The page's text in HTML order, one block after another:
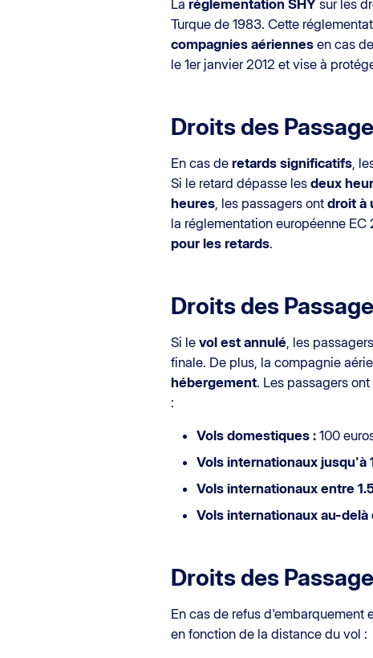
La réglementation SHY sur les
Turque de 1983. Cette
compagnies aériennes en cas de
le 1er janvier 2012 et vise à
Droits des
En cas de retards significatifs ,
Si le retard dépasse les deux
heures , les passagers ont droit à
la réglementation européenne
pour les retards.
Droits des
Si le vol est annulé , les
finale. De plus, la compagnie
hébergement. Les passagers
:
Vols domestiques : 100
Vols internationaux jusqu'à
Vols internationaux entre
Vols internationaux au-delà
Droits des
En cas de refus d'embarquement
en fonction de la distance du vol :